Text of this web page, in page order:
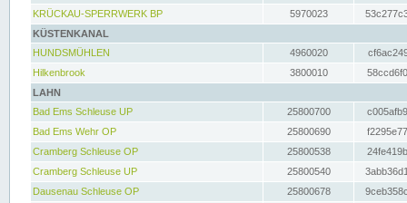
KRÜCKAU-SPERRWERK BP
5970023
KÜSTENKANAL
HUNDSMÜHLEN
4960020
Hilkenbrook
3800010
LAHN
Bad Ems Schleuse UP
25800700
Bad Ems Wehr OP
25800690
Cramberg Schleuse OP
25800538
Cramberg Schleuse UP
25800540
Dausenau Schleuse OP
25800678